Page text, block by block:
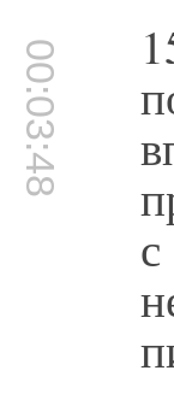
00:03:48